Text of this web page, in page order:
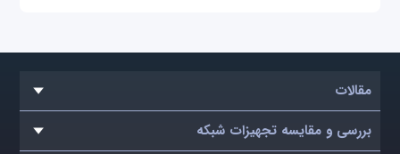
مقالات
بررسی و مقایسه تجهیزات شبکه